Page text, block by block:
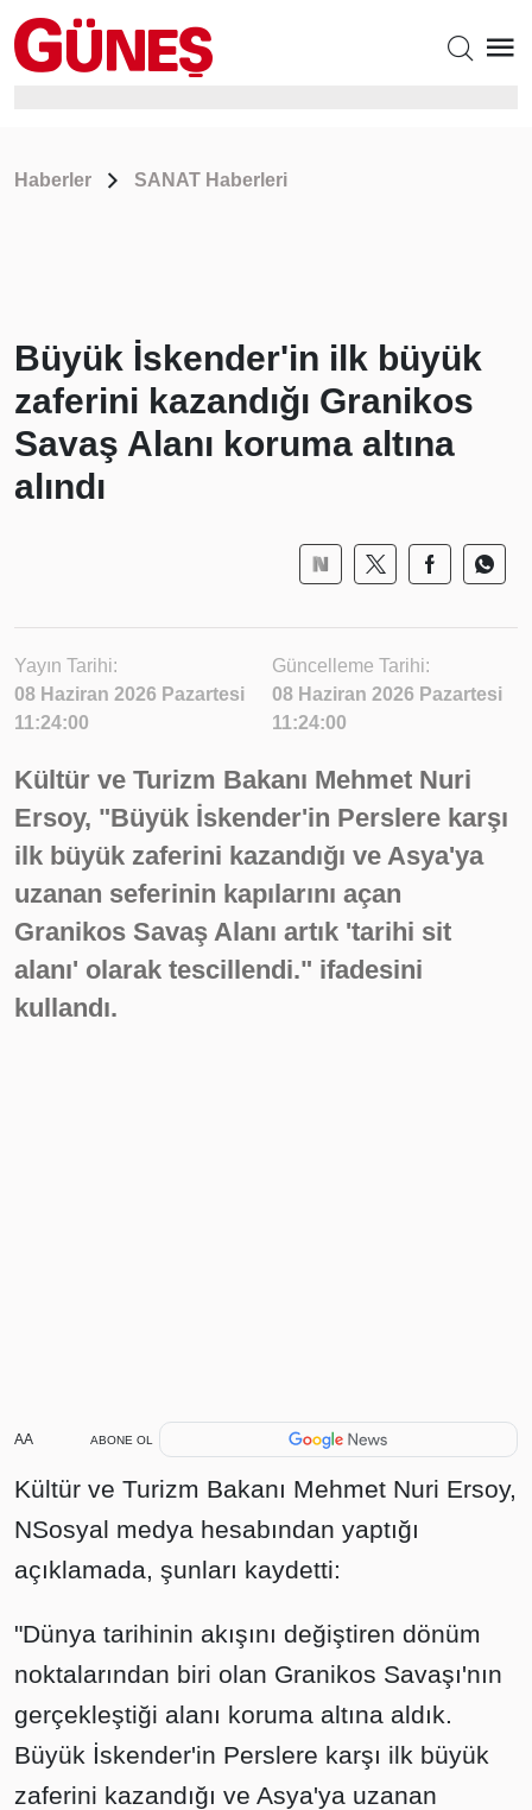
Haberler SANAT Haberleri
Büyük İskender'in ilk büyük
zaferini kazandığı Granikos
Savaş Alanı koruma altına
alındı
Yayın Tarihi:
08 Haziran 2026 Pazartesi
11:24:00
Güncelleme Tarihi:
08 Haziran 2026 Pazartesi
11:24:00
Kültür ve Turizm Bakanı Mehmet Nuri
Ersoy, "Büyük İskender'in Perslere karşı
ilk büyük zaferini kazandığı ve Asya'ya
uzanan seferinin kapılarını açan
Granikos Savaş Alanı artık 'tarihi sit
alanı' olarak tescillendi." ifadesini
kullandı.
AA ABONE OL
Kültür ve Turizm Bakanı Mehmet Nuri Ersoy,
NSosyal medya hesabından yaptığı
açıklamada, şunları kaydetti:
"Dünya tarihinin akışını değiştiren dönüm
noktalarından biri olan Granikos Savaşı'nın
gerçekleştiği alanı koruma altına aldık.
Büyük İskender'in Perslere karşı ilk büyük
zaferini kazandığı ve Asya'ya uzanan